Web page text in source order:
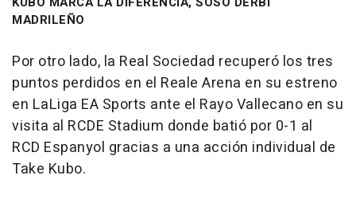
MADRILEÑO
Por otro lado, la Real Sociedad recuperó los tres
puntos perdidos en el Reale Arena en su estreno
en LaLiga EA Sports ante el Rayo Vallecano en su
visita al RCDE Stadium donde batió por 0-1 al
RCD Espanyol gracias a una acción individual de
Take Kubo.